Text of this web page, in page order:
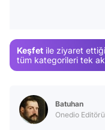
Keşfet ile ziyaret
tüm kategorileri tek
Batuhan
Onedio Editörü